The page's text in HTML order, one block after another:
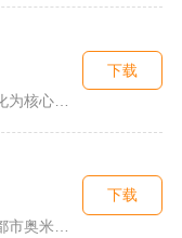
碧蓝航线以舰船拟人化为核心载体，将各类历史战舰塑造成风格各异...
下载
下载